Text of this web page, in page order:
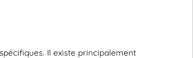
Il existe principalement